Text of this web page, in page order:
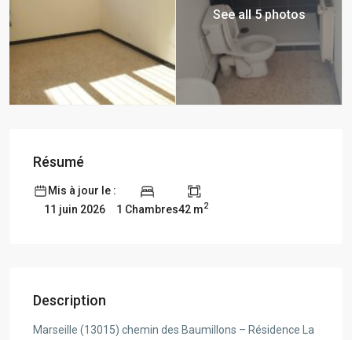
See all 5 photos
Résumé
Mis à jour le :
11 juin 2026
1 Chambres42 m2
Description
Marseille (13015) chemin des Baumillons – Résidence La